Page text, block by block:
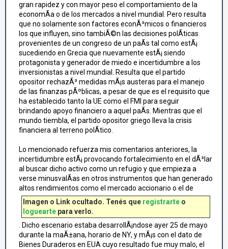
gran rapidez y con mayor peso el comportamiento de la
economÃ­a o de los mercados a nivel mundial. Pero resulta
que no solamente son factores econÃ³micos o financieros
los que influyen, sino tambiÃ©n las decisiones polÃ­ticas
provenientes de un congreso de un paÃ­s tal como estÃ¡
sucediendo en Grecia que nuevamente estÃ¡ siendo
protagonista y generador de miedo e incertidumbre a los
inversionistas a nivel mundial. Resulta que el partido
opositor rechazÃ³ medidas mÃ¡s austeras para el manejo
de las finanzas pÃºblicas, a pesar de que es el requisito que
ha establecido tanto la UE como el FMI para seguir
brindando apoyo financiero a aquel paÃ­s. Mientras que el
mundo tiembla, el partido opositor griego lleva la crisis
financiera al terreno polÃ­tico.
Lo mencionado refuerza mis comentarios anteriores, la
incertidumbre estÃ¡ provocando fortalecimiento en el dÃ³lar
al buscar dicho activo como un refugio y que empieza a
verse minusvalÃ­as en otros instrumentos que han generado
altos rendimientos como el mercado accionario o el de
Imagen o Link ocultado. Tenés que registrarte o
loguearte para verlo.
Dicho escenario estaba desarrollÃ¡ndose ayer 25 de mayo
durante la maÃ±ana, horario de NY, y mÃ¡s con el dato de
Bienes Duraderos en EUA cuyo resultado fue muy malo, el